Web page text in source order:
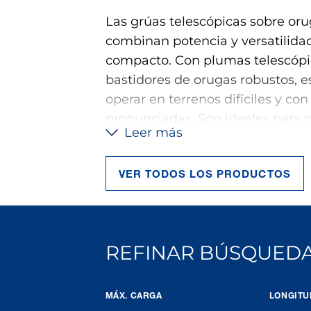
Las grúas telescópicas sobre
combinan potencia y
compacto. Con plumas
bastidores de orugas robustos,
operar en terrenos difíciles y
pronunciadas. Son ideales para
requieren alta movilidad y
construcción de infraestructuras
industrial. Las dimensiones
y adaptable en una variedad de
Leer más
VER TODOS LOS PRODUCTOS
REFINAR
MÁX. CARGA